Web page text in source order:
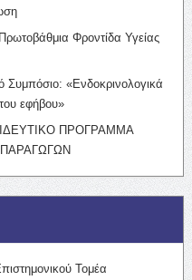
Φροντίδα Υγείας
Συμπόσιο: «Ενδοκρινολογικά
εφήβου»
ΠΡΟΓΡΑΜΜΑ
ΠΑΡΑΓΩΓΩΝ
Τομέα